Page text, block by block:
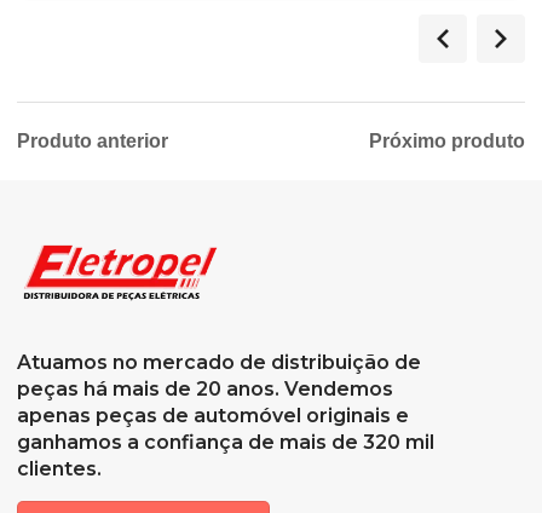
Produto anterior Próximo produto
Atuamos no mercado de distribuição de
peças há mais de 20 anos. Vendemos
apenas peças de automóvel originais e
ganhamos a confiança de mais de 320 mil
clientes.